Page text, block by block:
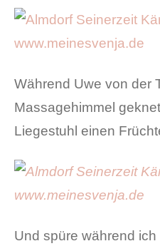
Während Uwe von der
Massagehimmel
Liegestuhl einen
Und spüre während ich